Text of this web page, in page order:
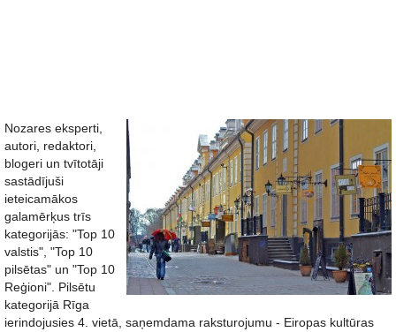
Nozares eksperti,
autori, redaktori,
blogeri un tvītotāji
sastādījuši
ieteicamākos
galamērķus trīs
kategorijās: "Top 10
valstis", "Top 10
pilsētas" un "Top 10
Reģioni". Pilsētu
kategorijā Rīga
ierindojusies 4. vietā, saņemdama raksturojumu - Eiropas kultūras